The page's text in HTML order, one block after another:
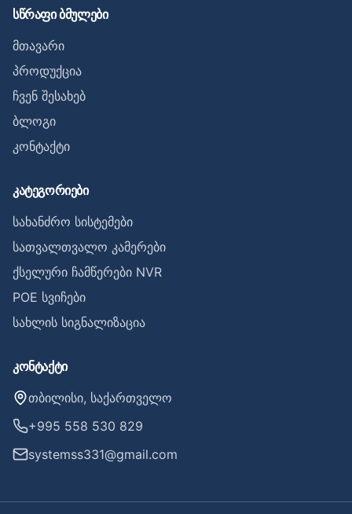
სწრაფი ბმულები
მთავარი
პროდუქცია
ჩვენ შესახებ
ბლოგი
კონტაქტი
კატეგორიები
სახანძრო სისტემები
სათვალთვალო კამერები
ქსელური ჩამწერები NVR
POE სვიჩები
სახლის სიგნალიზაცია
კონტაქტი
თბილისი, საქართველო
+995 558 530 829
systemss331@gmail.com